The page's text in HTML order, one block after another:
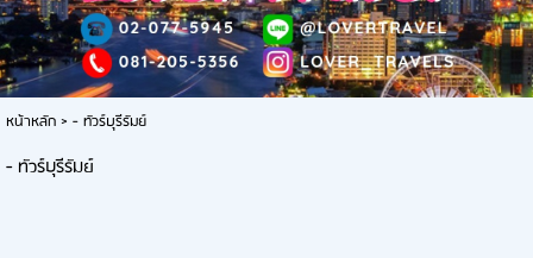
หน้าหลัก> - ทัวร์บุรีรัมย์
- ทัวร์บุรีรัมย์